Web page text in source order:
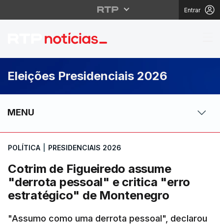
Entrar
Cotrim de Figueiredo
Eleições Presidenciais 2026
MENU
POLÍTICA PRESIDENCIAIS 2026
Cotrim de Figueiredo assume
"derrota pessoal" e critica "erro
estratégico" de Montenegro
"Assumo como uma derrota pessoal", declarou